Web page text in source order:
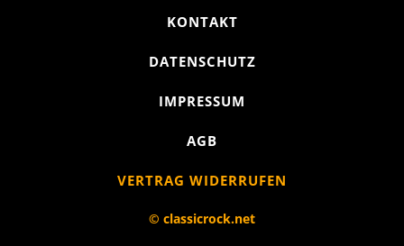
KONTAKT
DATENSCHUTZ
IMPRESSUM
AGB
VERTRAG WIDERRUFEN
© classicrock.net